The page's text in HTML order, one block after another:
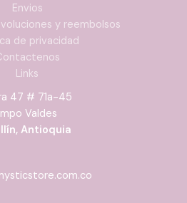
Envios
y reembolsos
de privacidad
Links
47 # 71a-45
Valdes
Antioquia